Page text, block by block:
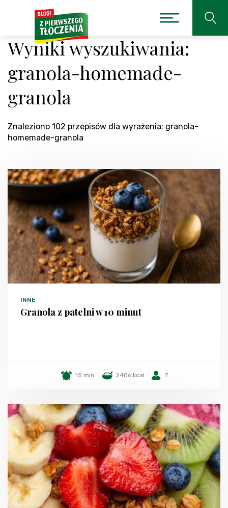
Wyniki wyszukiwania:
granola-homemade-
granola
Znaleziono 102 przepisów dla wyrażenia: granola-
homemade-granola
INNE
Granola z patelni w 10 minut
15 min. 2406 kcal 7